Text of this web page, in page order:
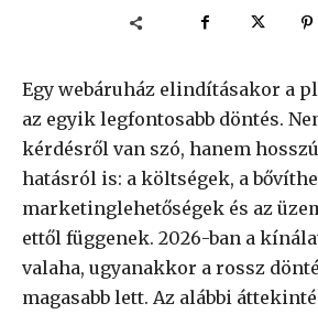
Egy webáruház elindításakor a
az egyik legfontosabb döntés.
kérdésről van szó, hanem
hatásról is: a költségek, a
marketinglehetőségek és az
ettől függenek. 2026-ban a
valaha, ugyanakkor a rossz
magasabb lett. Az alábbi